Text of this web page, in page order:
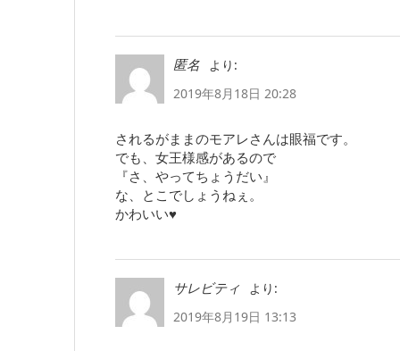
匿名
より:
2019年8月18日 20:28
されるがままのモアレさんは眼福です。
でも、女王様感があるので
『さ、やってちょうだい』
な、とこでしょうねぇ。
かわいい♥️
サレビティ
より:
2019年8月19日 13:13